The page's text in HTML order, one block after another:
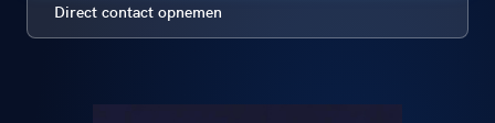
Direct contact opnemen